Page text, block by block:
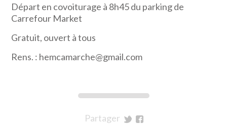
Départ en covoiturage à 8h45 du parking de
Carrefour Market
Gratuit, ouvert à tous
Rens. : hemcamarche@gmail.com
Partager